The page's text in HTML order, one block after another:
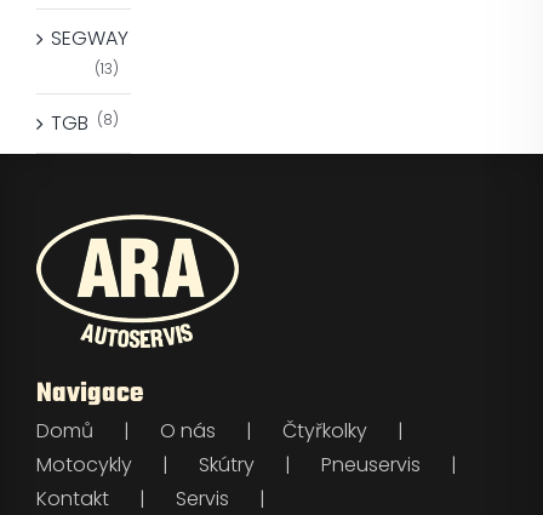
SEGWAY
(13)
TGB (8)
Navigace
Domů O nás
Čtyřkolky
Motocykly
Skútry
Pneuservis
Kontakt
Servis